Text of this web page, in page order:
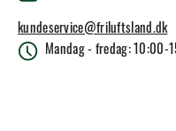
kundeservice@friluftsland.dk
Mandag - fredag: 10:00-